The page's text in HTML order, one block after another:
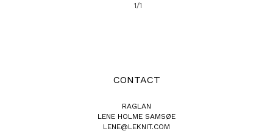
1/1
CONTACT
RAGLAN
LENE HOLME SAMSØE
LENE@LEKNIT.COM